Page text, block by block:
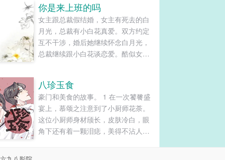
你是来上班的吗
女主跟总裁假结婚，女主有死去的白
月光，总裁有小白花真爱。双方约定
互不干涉，婚后她继续怀念白月光，
总裁继续跟小白花谈恋爱。酷似女主
公...
八珍玉食
豪门和美食的故事。 1 在一次饕餮盛
宴上，慕颂之注意到了小厨师花荼。
这位小厨师身材颀长，皮肤冷白，眼
角下还有着一颗泪痣，美得不沾人间